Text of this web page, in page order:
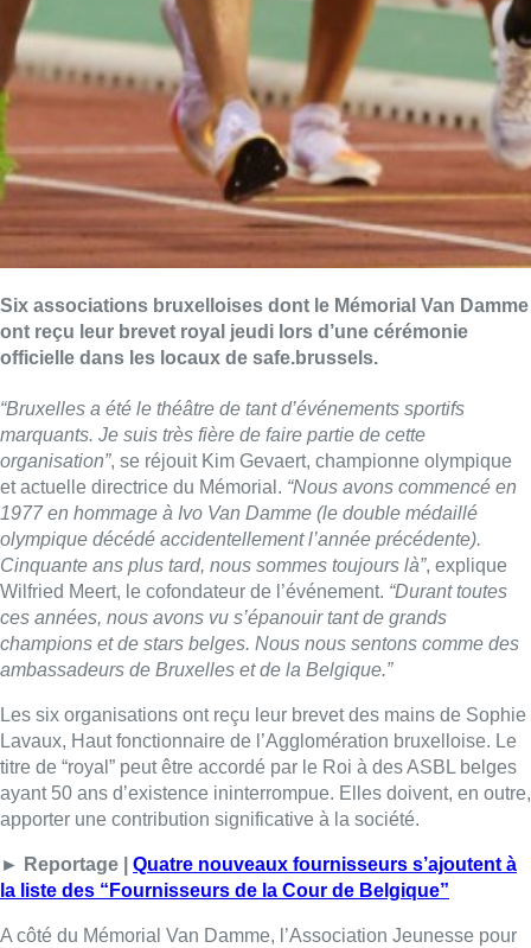
Six associations bruxelloises dont le Mémorial Van Damme
ont reçu leur brevet royal jeudi lors d’une cérémonie
officielle dans les locaux de safe.brussels.
“Bruxelles a été le théâtre de tant d’événements sportifs
marquants. Je suis très fière de faire partie de cette
organisation”, se réjouit Kim Gevaert, championne olympique
et actuelle directrice du Mémorial. “Nous avons commencé en
1977 en hommage à Ivo Van Damme (le double médaillé
olympique décédé accidentellement l’année précédente).
Cinquante ans plus tard, nous sommes toujours là”, explique
Wilfried Meert, le cofondateur de l’événement. “Durant toutes
ces années, nous avons vu s’épanouir tant de grands
champions et de stars belges. Nous nous sentons comme des
ambassadeurs de Bruxelles et de la Belgique.”
Les six organisations ont reçu leur brevet des mains de Sophie
Lavaux, Haut fonctionnaire de l’Agglomération bruxelloise. Le
titre de “royal” peut être accordé par le Roi à des ASBL belges
ayant 50 ans d’existence ininterrompue. Elles doivent, en outre,
apporter une contribution significative à la société.
► Reportage | Quatre nouveaux fournisseurs s’ajoutent à
la liste des “Fournisseurs de la Cour de Belgique”
A côté du Mémorial Van Damme, l’Association Jeunesse pour